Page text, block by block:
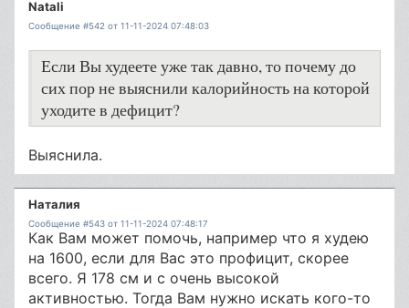
Natali
Сообщение #542 от 11-11-2024 07:48:03
Если Вы худеете уже так давно, то почему до
сих пор не выяснили калорийность на которой
уходите в дефицит?
Выяснила.
Наталия
Сообщение #543 от 11-11-2024 07:48:17
Как Вам может помочь, например что я худею
на 1600, если для Вас это профицит, скорее
всего. Я 178 см и с очень высокой
активностью. Тогда Вам нужно искать кого-то